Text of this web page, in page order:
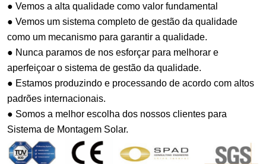
● Vemos a alta qualidade como valor fundamental
● Vemos um sistema completo de gestão da qualidade
como um mecanismo para garantir a qualidade.
● Nunca paramos de nos esforçar para melhorar e
aperfeiçoar o sistema de gestão da qualidade.
● Estamos produzindo e processando de acordo com altos
padrões internacionais.
● Somos a melhor escolha dos nossos clientes para
Sistema de Montagem Solar.